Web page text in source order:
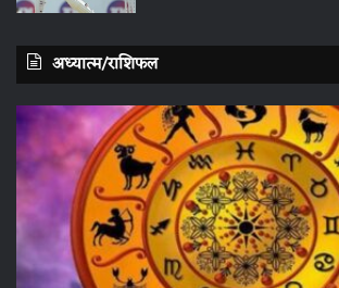
अध्यात्म/राशिफल